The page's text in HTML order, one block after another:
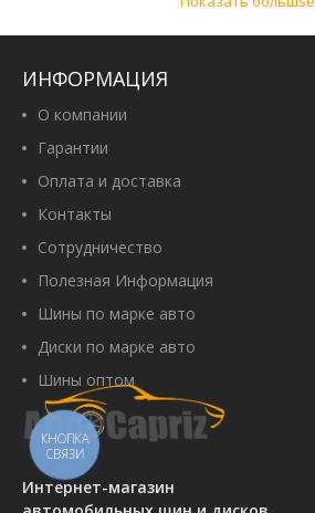
Артикул:00056291
R15C 112/110R
Артикул:
Интернет-магазин
ИНФОРМАЦИЯ
О компании
Гарантии
Оплата и доставка
Контакты
Сотрудничество
Полезная Информация
Шины по марке авто
Диски по марке авто
Шины оптом
КНОПКА
СВЯЗИ